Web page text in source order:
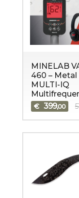
MINELAB
460 –
MULTI-IQ
€ 399,00